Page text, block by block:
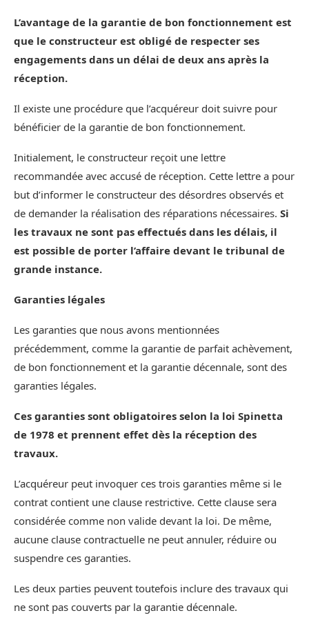
L’avantage de la garantie de bon fonctionnement est
que le constructeur est obligé de respecter ses
engagements dans un délai de deux ans après la
réception.
Il existe une procédure que l’acquéreur doit suivre pour
bénéficier de la garantie de bon fonctionnement.
Initialement, le constructeur reçoit une lettre
recommandée avec accusé de réception. Cette lettre a pour
but d’informer le constructeur des désordres observés et
de demander la réalisation des réparations nécessaires. Si
les travaux ne sont pas effectués dans les délais, il
est possible de porter l’affaire devant le tribunal de
grande instance.
Garanties légales
Les garanties que nous avons mentionnées
précédemment, comme la garantie de parfait achèvement,
de bon fonctionnement et la garantie décennale, sont des
garanties légales.
Ces garanties sont obligatoires selon la loi Spinetta
de 1978 et prennent effet dès la réception des
travaux.
L’acquéreur peut invoquer ces trois garanties même si le
contrat contient une clause restrictive. Cette clause sera
considérée comme non valide devant la loi. De même,
aucune clause contractuelle ne peut annuler, réduire ou
suspendre ces garanties.
Les deux parties peuvent toutefois inclure des travaux qui
ne sont pas couverts par la garantie décennale.